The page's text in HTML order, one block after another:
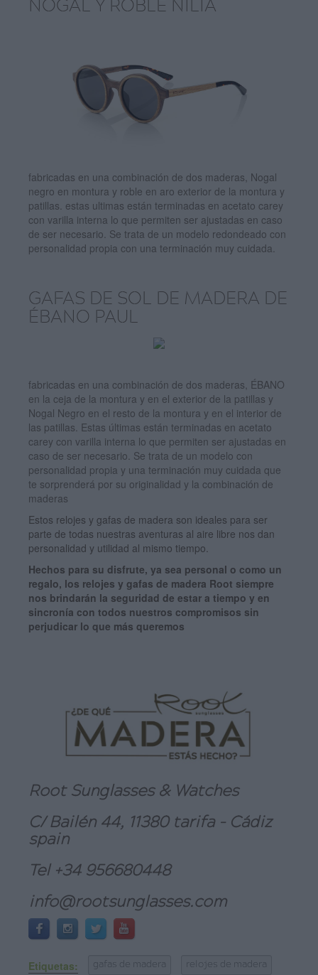
NOGAL Y ROBLE NILIA
fabricadas en una combinación de dos maderas, Nogal
negro en montura y roble en aro exterior de la montura y
patillas. estas ultimas están terminadas en acetato carey
con varilla interna lo que permiten ser ajustadas en caso
de ser necesario. Se trata de un modelo redondeado con
personalidad propia con una terminación muy cuidada.
GAFAS DE SOL DE MADERA DE
ÉBANO PAUL
fabricadas en una combinación de dos maderas, ÉBANO
en la ceja de la montura y en el exterior de la patillas y
Nogal Negro en el resto de la montura y en el interior de
las patillas. Estas últimas están terminadas en acetato
carey con varilla interna lo que permiten ser ajustadas en
caso de ser necesario. Se trata de un modelo con
personalidad propia y una terminación muy cuidada que
te sorprenderá por su originalidad y la combinación de
maderas
Estos relojes y gafas de madera son ideales para ser
parte de todas nuestras aventuras al aire libre nos dan
personalidad y utilidad al mismo tiempo.
Hechos para su disfrute, ya sea personal o como un
regalo, los relojes y gafas de madera Root siempre
nos brindarán la seguridad de estar a tiempo y en
sincronía con todos nuestros compromisos sin
perjudicar lo que más queremos
Root Sunglasses & Watches
C/ Bailén 44, 11380 tarifa - Cádiz
spain
Tel +34 956680448
info@rootsunglasses.com
Etiquetas: gafas de madera relojes de madera